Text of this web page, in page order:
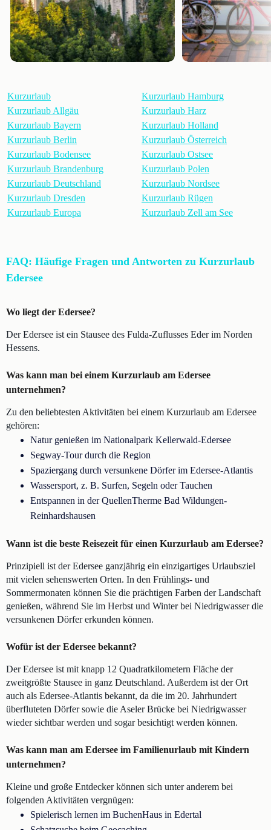
Kurzurlaub
Kurzurlaub Allgäu
Kurzurlaub Bayern
Kurzurlaub Berlin
Kurzurlaub Bodensee
Kurzurlaub Brandenburg
Kurzurlaub Deutschland
Kurzurlaub Dresden
Kurzurlaub Europa
Kurzurlaub Hamburg
Kurzurlaub Harz
Kurzurlaub Holland
Kurzurlaub Österreich
Kurzurlaub Ostsee
Kurzurlaub Polen
Kurzurlaub Nordsee
Kurzurlaub Rügen
Kurzurlaub Zell am See
FAQ: Häufige Fragen und Antworten zu Kurzurlaub
Edersee
Wo liegt der Edersee?
Der Edersee ist ein Stausee des Fulda-Zuflusses Eder im Norden
Hessens.
Was kann man bei einem Kurzurlaub am Edersee
unternehmen?
Zu den beliebtesten Aktivitäten bei einem Kurzurlaub am Edersee
gehören:
Natur genießen im Nationalpark Kellerwald-Edersee
Segway-Tour durch die Region
Spaziergang durch versunkene Dörfer im Edersee-Atlantis
Wassersport, z. B. Surfen, Segeln oder Tauchen
Entspannen in der QuellenTherme Bad Wildungen-
Reinhardshausen
Wann ist die beste Reisezeit für einen Kurzurlaub am Edersee?
Prinzipiell ist der Edersee ganzjährig ein einzigartiges Urlaubsziel
mit vielen sehenswerten Orten. In den Frühlings- und
Sommermonaten können Sie die prächtigen Farben der Landschaft
genießen, während Sie im Herbst und Winter bei Niedrigwasser die
versunkenen Dörfer erkunden können.
Wofür ist der Edersee bekannt?
Der Edersee ist mit knapp 12 Quadratkilometern Fläche der
zweitgrößte Stausee in ganz Deutschland. Außerdem ist der Ort
auch als Edersee-Atlantis bekannt, da die im 20. Jahrhundert
überfluteten Dörfer sowie die Aseler Brücke bei Niedrigwasser
wieder sichtbar werden und sogar besichtigt werden können.
Was kann man am Edersee im Familienurlaub mit Kindern
unternehmen?
Kleine und große Entdecker können sich unter anderem bei
folgenden Aktivitäten vergnügen:
Spielerisch lernen im BuchenHaus in Edertal